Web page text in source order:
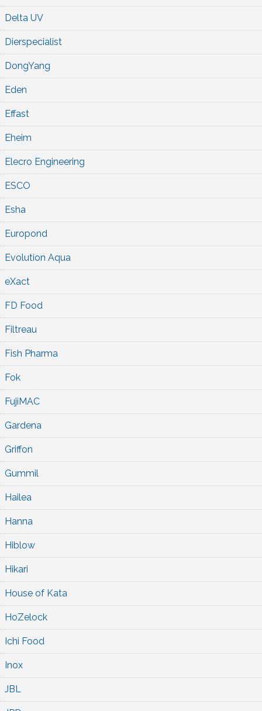
Delta UV
Dierspecialist
DongYang
Eden
Effast
Eheim
Elecro Engineering
ESCO
Esha
Europond
Evolution Aqua
eXact
FD Food
Filtreau
Fish Pharma
Fok
FujiMAC
Gardena
Griffon
Gummil
Hailea
Hanna
Hiblow
Hikari
House of Kata
HoZelock
Ichi Food
Inox
JBL